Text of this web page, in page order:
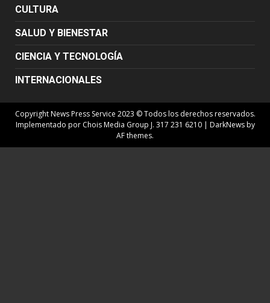
CULTURA
SALUD Y BIENESTAR
CIENCIA Y TECNOLOGÍA
INTERNACIONALES
Copyright News Press Service 2023 © Todos los derechos reservados.
Implementado por Chois Media Group J. 317 231 6210 | DarkNewsby
AF themes.